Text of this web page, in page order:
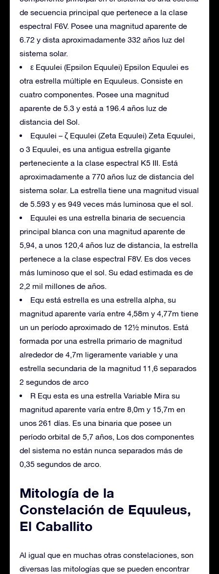
de secuencia principal que pertenece a la clase
espectral F6V. Posee una magnitud aparente de
6.72 y dista aproximadamente 332 años luz del
sistema solar.
ε Equulei (Epsilon Equulei) Epsilon Equulei es
otra estrella múltiple en Equuleus. Consiste en
cuatro componentes. Posee una magnitud
aparente de 5.3 y está a 196.4 años luz de
distancia del Sol.
Equulei – ζ Equulei (Zeta Equulei) Zeta Equulei,
o 3 Equulei, es una antigua estrella gigante
perteneciente a la clase espectral K5 III. Está
aproximadamente a 770 años luz de distancia del
sistema solar. La estrella tiene una magnitud visual
de 5.593 y es 949 veces más luminosa que el sol.
Equulei es una estrella binaria de secuencia
principal blanca con una magnitud aparente de
5,94, a unos 120,4 años luz de distancia, la estrella
pertenece a la clase espectral F8V. Es dos veces
más luminoso que el sol. Su edad estimada es de
2,2 mil millones de años.
Equ está estrella es una estrella alpha, su
magnitud aparente varía entre 4,58m y 4,77m tiene
un un período aproximado de 12½ minutos. Está
formada por una estrella primario de magnitud
alrededor de 4,7m ligeramente variable y una
estrella secundaria de la magnitud 11,6 separados
2 segundos de arco
R Equ esta es una estrella Variable Mira su
magnitud aparente varía entre 8,0m y 15,7m en
unos 261 días. Es una binaria que posee un
período orbital de 5,7 años, Los dos componentes
del sistema no están nunca separados más de
0,35 segundos de arco.
Mitología de la
Constelación de Equuleus,
El Caballito
Al igual que en muchas otras constelaciones, son
diversas las mitologías que se pueden encontrar